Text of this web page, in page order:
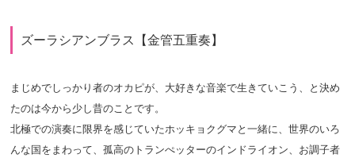
ズーラシアンブラス【金管五重奏】
まじめでしっかり者のオカピが、大好きな音楽で生きていこう、と決め
たのは今から少し昔のことです。
北極での演奏に限界を感じていたホッキョクグマと一緒に、世界のいろ
んな国をまわって、孤高のトランぺッターのインドライオン、お調子者